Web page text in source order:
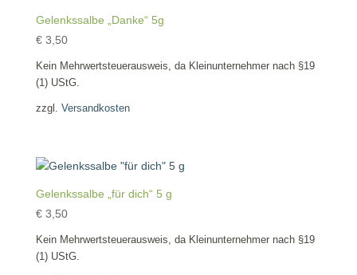
Gelenkssalbe „Danke“ 5g
€3,50
Kein Mehrwertsteuerausweis, da Kleinunternehmer nach §19
(1) UStG.
zzgl. Versandkosten
Gelenkssalbe „für dich“ 5 g
€3,50
Kein Mehrwertsteuerausweis, da Kleinunternehmer nach §19
(1) UStG.